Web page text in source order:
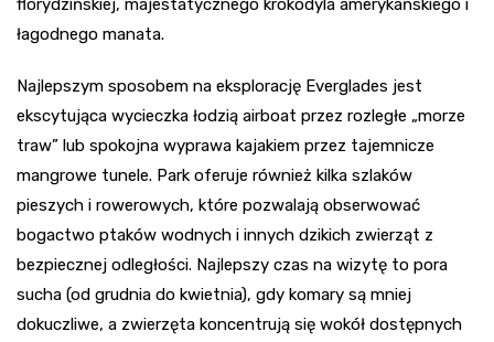
florydzińskiej, majestatycznego krokodyla amerykańskiego i
łagodnego manata.
Najlepszym sposobem na eksplorację Everglades jest
ekscytująca wycieczka łodzią airboat przez rozległe „morze
traw” lub spokojna wyprawa kajakiem przez tajemnicze
mangrowe tunele. Park oferuje również kilka szlaków
pieszych i rowerowych, które pozwalają obserwować
bogactwo ptaków wodnych i innych dzikich zwierząt z
bezpiecznej odległości. Najlepszy czas na wizytę to pora
sucha (od grudnia do kwietnia), gdy komary są mniej
dokuczliwe, a zwierzęta koncentrują się wokół dostępnych